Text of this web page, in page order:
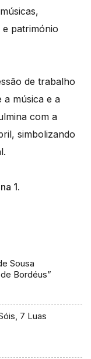
património
de trabalho
a música e a
com a
simbolizando
1.
Sousa
Bordéus”
7 Luas